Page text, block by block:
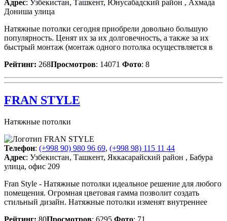
Адрес: Узбекистан, Ташкент, Юнусабадский район , Ахмада
Дониша улица
Натяжные потолки сегодня приобрели довольно большую
популярность. Ценят их за их долговечность, а также за их
быстрый монтаж (монтаж одного потолка осуществляется в
Рейтинг: 268Просмотров: 14071 Фото: 8
FRAN STYLE
Натяжные потолки
Телефон: (+998 90) 980 96 69, (+998 98) 115 11 44
Адрес: Узбекистан, Ташкент, Яккасарайский район , Бабура
улица, офис 209
Fran Style - Натяжные потолки идеальное решение для любого
помещения. Огромная цветовая гамма позволит создать
стильный дизайн. Натяжные потолки изменят внутреннее